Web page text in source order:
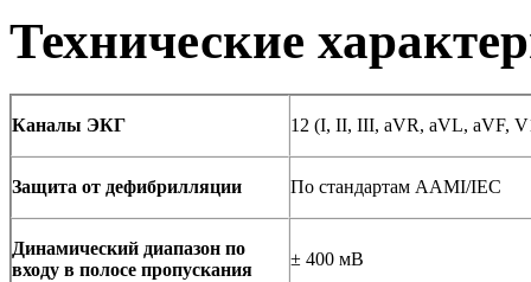
Технические
Каналы ЭКГ 12 (I, II, III, aVR, aVL, aVF,
Защита от дефибрилляции По стандартам AAMI/IEC
Динамический диапазон по
входу в полосе пропускания
± 400 мВ